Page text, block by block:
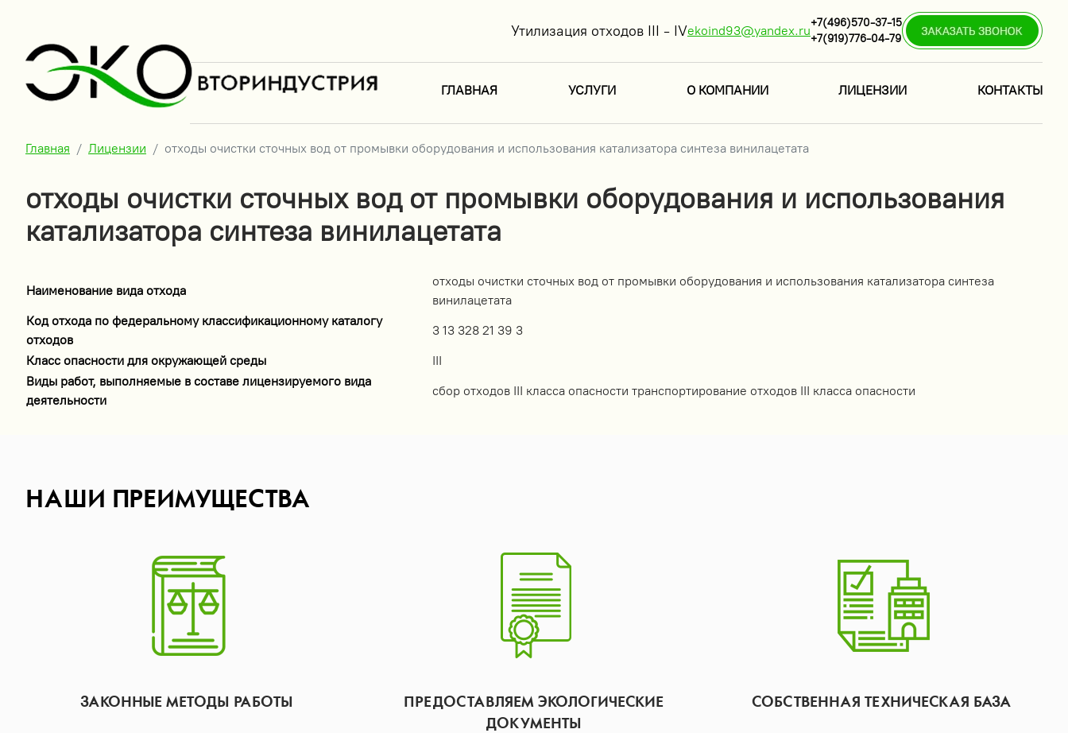
Утилизация отходов III - IVekoind93@yandex.ru
+7(496)570-37-15
+7(919)776-04-79
ГЛАВНАЯ УСЛУГИ О КОМПАНИИ ЛИЦЕНЗИИ КОНТАКТЫ
Главная Лицензии отходы очистки сточных вод от промывки оборудования и использования катализатора синтеза винилацетата
отходы очистки сточных вод от промывки оборудования и использования
катализатора синтеза винилацетата
Наименование вида отхода
отходы очистки сточных вод от промывки оборудования и использования катализатора синтеза
винилацетата
Код отхода по федеральному классификационному каталогу
отходов
3 13 328 21 39 3
Класс опасности для окружающей среды
III
Виды работ, выполняемые в составе лицензируемого вида
деятельности
сбор отходов III класса опасности транспортирование отходов III класса опасности
НАШИ ПРЕИМУЩЕСТВА
ЗАКОННЫЕ МЕТОДЫ РАБОТЫ
ПРЕДОСТАВЛЯЕМ ЭКОЛОГИЧЕСКИЕ
ДОКУМЕНТЫ
СОБСТВЕННАЯ ТЕХНИЧЕСКАЯ БАЗА